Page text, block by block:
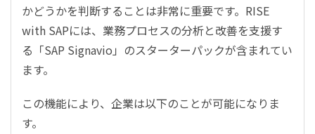
かどうかを判断することは非常に重要です。RISE
with SAPには、業務プロセスの分析と改善を支援す
る「SAP Signavio」のスターターパックが含まれてい
ます。
この機能により、企業は以下のことが可能になりま
す。